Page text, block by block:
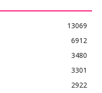
13069
6912
3480
3301
2922